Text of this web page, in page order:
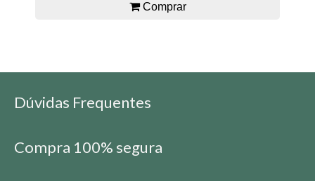
Comprar
Dúvidas Frequentes
Compra 100% segura